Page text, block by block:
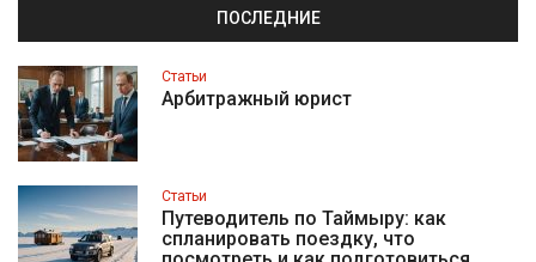
ПОСЛЕДНИЕ
Статьи
Арбитражный юрист
Статьи
Путеводитель по Таймыру: как
спланировать поездку, что